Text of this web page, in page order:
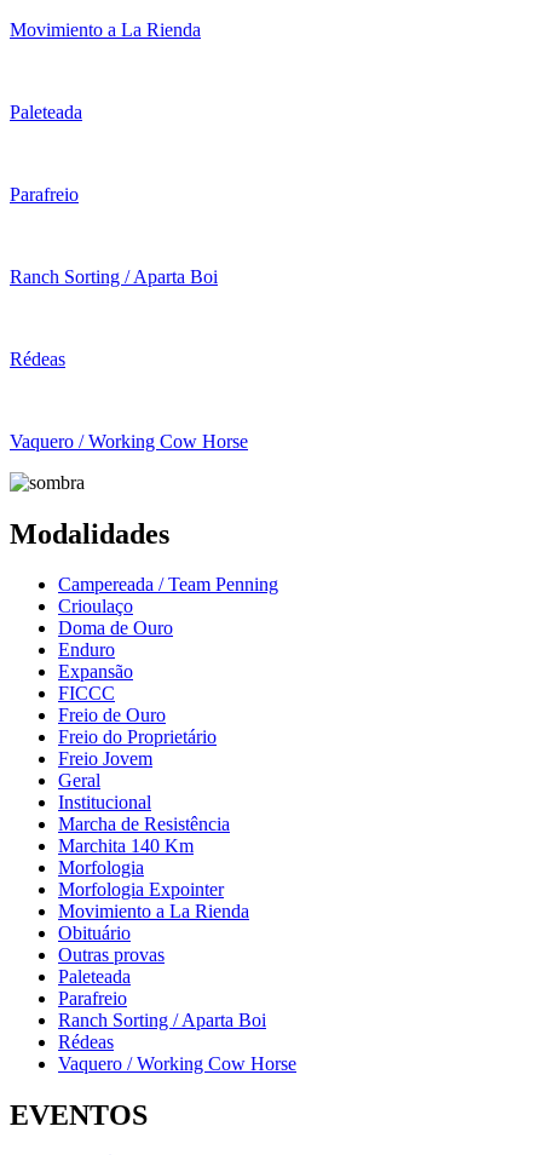
Movimiento a La Rienda
Paleteada
Parafreio
Ranch Sorting / Aparta Boi
Rédeas
Vaquero / Working Cow Horse
Modalidades
Campereada / Team Penning
Crioulaço
Doma de Ouro
Enduro
Expansão
FICCC
Freio de Ouro
Freio do Proprietário
Freio Jovem
Geral
Institucional
Marcha de Resistência
Marchita 140 Km
Morfologia
Morfologia Expointer
Movimiento a La Rienda
Obituário
Outras provas
Paleteada
Parafreio
Ranch Sorting / Aparta Boi
Rédeas
Vaquero / Working Cow Horse
EVENTOS